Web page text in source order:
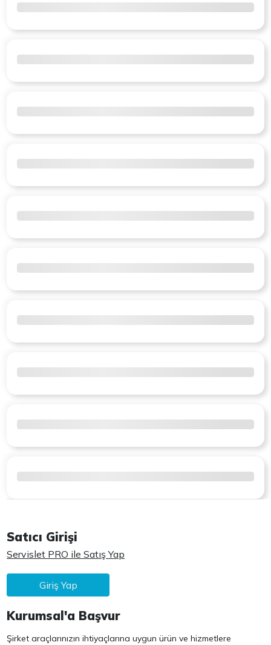
Satıcı Girişi
Servislet PRO ile Satış Yap
Giriş Yap
Kurumsal'a Başvur
Şirket araçlarınızın ihtiyaçlarına uygun ürün ve hizmetlere